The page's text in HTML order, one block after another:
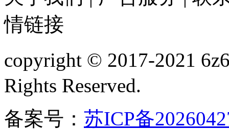
情链接
copyright © 2017-2021
Rights Reserved.
备案号： 苏ICP备